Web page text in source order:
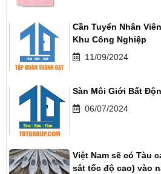
Cần Tuyển Nhân
Khu Công Nghiệp
11/09/2024
Sàn Môi Giới Bất
06/07/2024
Việt Nam sẽ có Tàu
sắt tốc độ cao) vào